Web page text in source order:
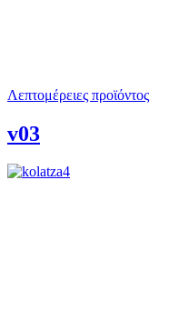
Λεπτομέρειες προϊόντος
v03